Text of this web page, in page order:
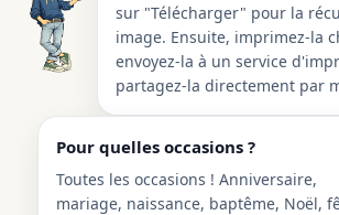
sur "Télécharger" pour la
image. Ensuite, imprimez-la
envoyez-la à un service
partagez-la directement par
Pour quelles occasions ?
Toutes les occasions ! Anniversaire,
mariage, naissance, baptême, Noël,